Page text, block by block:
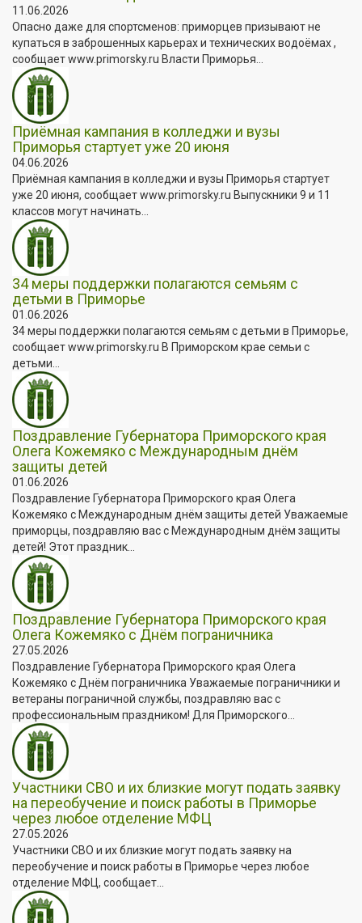
11.06.2026
Опасно даже для спортсменов: приморцев призывают не
купаться в заброшенных карьерах и технических водоёмах ,
сообщает www.primorsky.ru Власти Приморья...
Приёмная кампания в колледжи и вузы
Приморья стартует уже 20 июня
04.06.2026
Приёмная кампания в колледжи и вузы Приморья стартует
уже 20 июня, сообщает www.primorsky.ru Выпускники 9 и 11
классов могут начинать...
34 меры поддержки полагаются семьям с
детьми в Приморье
01.06.2026
34 меры поддержки полагаются семьям с детьми в Приморье,
сообщает www.primorsky.ru В Приморском крае семьи с
детьми...
Поздравление Губернатора Приморского края
Олега Кожемяко с Международным днём
защиты детей
01.06.2026
Поздравление Губернатора Приморского края Олега
Кожемяко с Международным днём защиты детей Уважаемые
приморцы, поздравляю вас с Международным днём защиты
детей! Этот праздник...
Поздравление Губернатора Приморского края
Олега Кожемяко с Днём пограничника
27.05.2026
Поздравление Губернатора Приморского края Олега
Кожемяко с Днём пограничника Уважаемые пограничники и
ветераны пограничной службы, поздравляю вас с
профессиональным праздником! Для Приморского...
Участники СВО и их близкие могут подать заявку
на переобучение и поиск работы в Приморье
через любое отделение МФЦ
27.05.2026
Участники СВО и их близкие могут подать заявку на
переобучение и поиск работы в Приморье через любое
отделение МФЦ, сообщает...